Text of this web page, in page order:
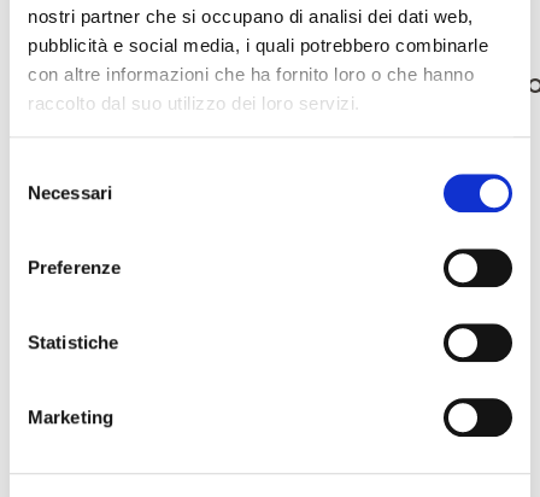
nostri partner che si occupano di analisi dei dati web,
pubblicità e social media, i quali potrebbero combinarle
con altre informazioni che ha fornito loro o che hanno
raccolto dal suo utilizzo dei loro servizi.
delNecessari
Preferenze
Statistiche
Marketing
Search
for:
May 2024